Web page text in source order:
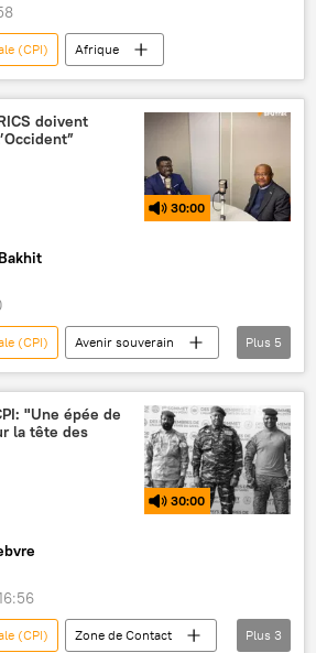
(CPI) Afrique
doivent
30:00
(CPI)
Avenir souverain
Afrique
Plus 5
"Une épée de
la tête des
30:00
(CPI)
Zone de Contact
Plus 3